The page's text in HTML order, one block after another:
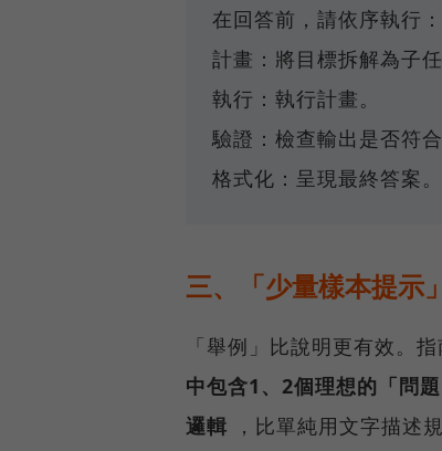
在回答前，請依序執行：
計畫：將目標拆解為子任
執行：執行計畫。
驗證：檢查輸出是否符合
格式化：呈現最終答案。
三、「少量樣本提示
「舉例」比說明更有效。
中包含1、2個理想的「問
邏輯 ，比單純用文字描述